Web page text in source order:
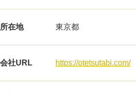
所在地 東京都
会社URL https://otetsutabi.com/